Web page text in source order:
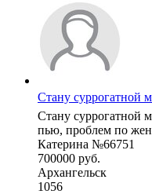
Стану суррогатной
Стану суррогатной
пью, проблем по
Катерина №66751
700000 руб.
Архангельск
1056